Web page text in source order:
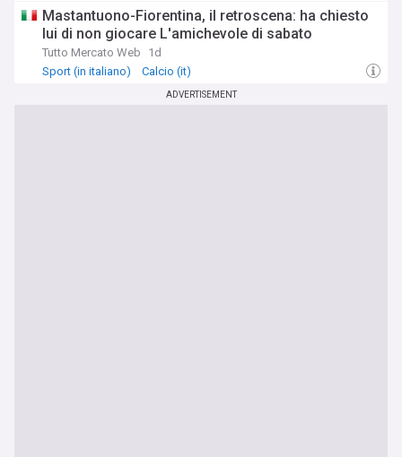
Mastantuono-Fiorentina, il retroscena: ha chiesto
lui di non giocare L'amichevole di sabato
Tutto Mercato Web
1d
Sport (in italiano)
Calcio (it)
ADVERTISEMENT